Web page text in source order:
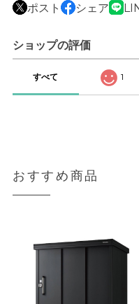
ポスト シェア
ショップの評価
すべて 1
おすすめ商品